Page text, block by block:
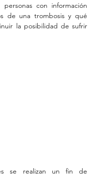
con información
de una trombosis y qué
la posibilidad de sufrir
se realizan un fin de